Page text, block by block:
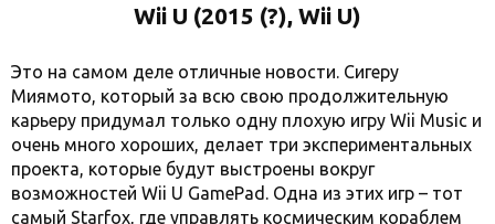
Wii U (2015 (?), Wii U)
Это на самом деле отличные новости. Сигеру
Миямото, который за всю свою продолжительную
карьеру придумал только одну плохую игру Wii Music и
очень много хороших, делает три экспериментальных
проекта, которые будут выстроены вокруг
возможностей Wii U GamePad. Одна из этих игр – тот
самый Starfox, где управлять космическим кораблем